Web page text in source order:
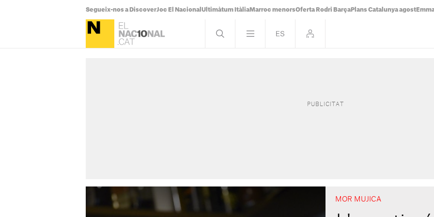
Segueix-nos a DiscoverJoc El Nacional Ultimàtum Itàlia Marroc menorsOferta Rodri Barça Plans Catalunya agost
MOR MUJICA